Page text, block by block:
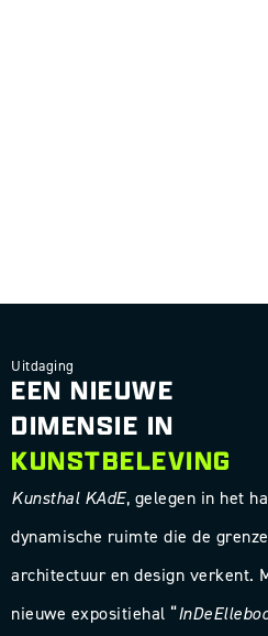
Uitdaging
EEN NIEUWE
DIMENSIE IN
KUNSTBELEVING
Kunsthal KAdE, gelegen in het
dynamische ruimte die de
architectuur en design verkent.
nieuwe expositiehal “